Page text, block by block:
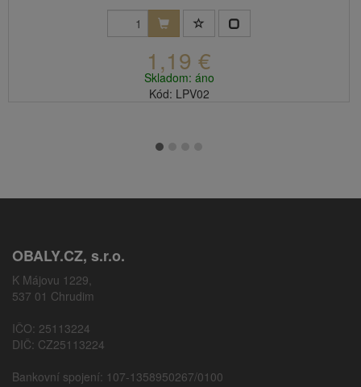
1,19 €
Skladom: áno
Kód: LPV02
OBALY.CZ, s.r.o.
K Májovu 1229,
537 01 Chrudim
IČO: 25113224
DIČ: CZ25113224
Bankovní spojení: 107-1358950267/0100